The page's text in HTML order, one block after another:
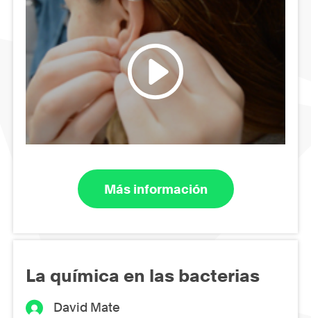
Más información
La química en las bacterias
David Mate